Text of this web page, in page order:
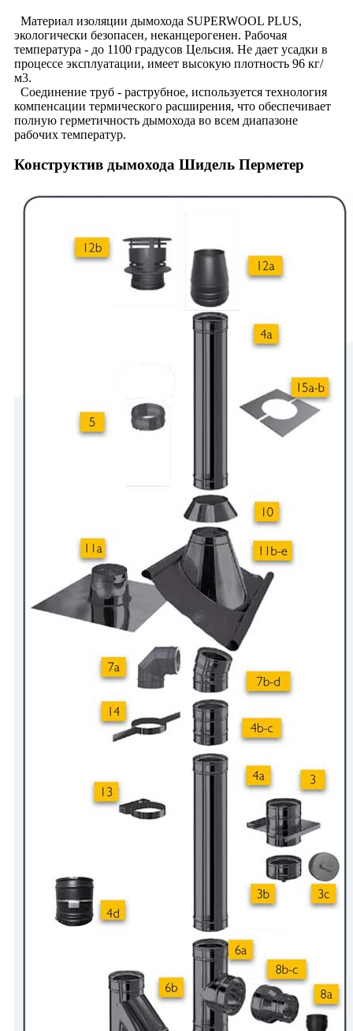
Материал изоляции дымохода SUPERWOOL PLUS,
экологически безопасен, неканцерогенен. Рабочая
температура - до 1100 градусов Цельсия. Не дает усадки в
процессе эксплуатации, имеет высокую плотность 96 кг/
м3.
Соединение труб - раструбное, используется технология
компенсации термического расширения, что обеспечивает
полную герметичность дымохода во всем диапазоне
рабочих температур.
Конструктив дымохода Шидель Перметер